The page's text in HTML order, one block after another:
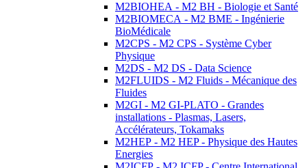
M2BIOHEA - M2 BH - Biologie et Santé
M2BIOMECA - M2 BME - Ingénierie
BioMédicale
M2CPS - M2 CPS - Système Cyber
Physique
M2DS - M2 DS - Data Science
M2FLUIDS - M2 Fluids - Mécanique des
Fluides
M2GI - M2 GI-PLATO - Grandes
installations - Plasmas, Lasers,
Accélérateurs, Tokamaks
M2HEP - M2 HEP - Physique des Hautes
Energies